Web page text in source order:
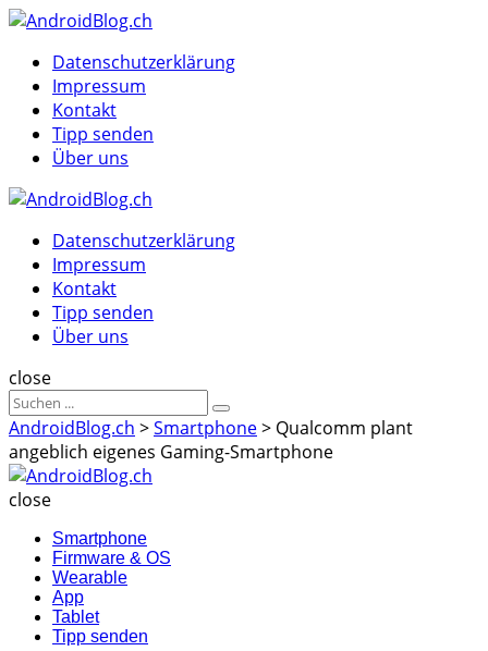
Menu
MenuDatenschutzerklärung
Impressum
Kontakt
Tipp senden
Über uns
Datenschutzerklärung
Impressum
Kontakt
Tipp senden
Über uns
Suche
close
Sucheergebnisse
für
Suche
AndroidBlog.ch >Smartphone> Qualcomm plant
angeblich eigenes Gaming-Smartphone
close
Smartphone
Firmware & OS
Wearable
App
Tablet
Tipp senden